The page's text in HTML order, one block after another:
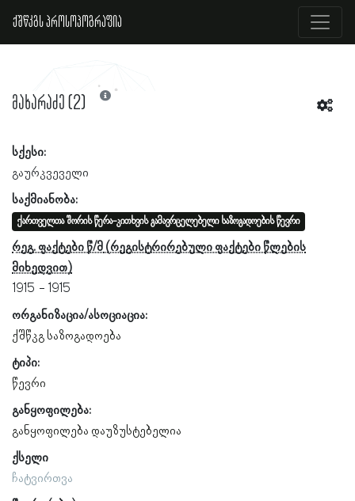
ქშწკგს პროსოპოგრაფია
მახარაძე (2)
სქესი:
გაურკვეველი
საქმიანობა:
ქართველთა შორის წერა-კითხვის გამავრცელებელი საზოგადოების წევრი
რეგ. ფაქტები წ/მ
1915
1915
ორგანიზაცია/ასოციაცია:
ქშწკგ საზოგადოება
ტიპი:
წევრი
განყოფილება:
განყოფილება დაუზუსტებელია
ქსელი
ჩატვირთვა